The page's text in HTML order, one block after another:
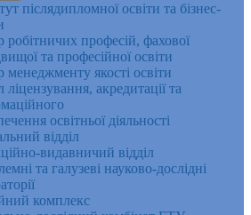
післядипломної освіти та бізнес-
робітничих професій, фахової
та професійної освіти
менеджменту якості освіти
ліцензування, акредитації та
освітньої діяльності
відділ
видавничий відділ
та галузеві науково-дослідні
комплекс